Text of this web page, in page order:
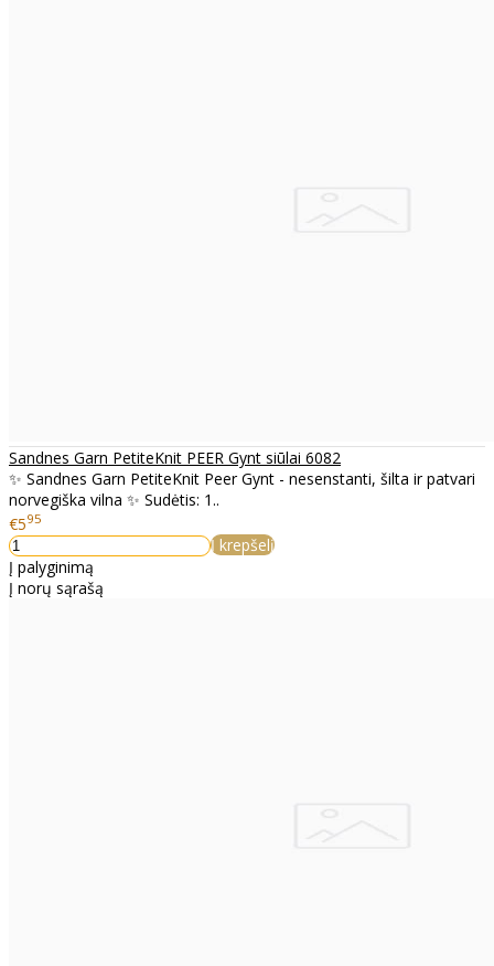
Sandnes Garn PetiteKnit PEER Gynt siūlai 6082
✨ Sandnes Garn PetiteKnit Peer Gynt - nesenstanti, šilta ir patvari
norvegiška vilna ✨ Sudėtis: 1..
€595
Į krepšelį
Į palyginimą
Į norų sąrašą